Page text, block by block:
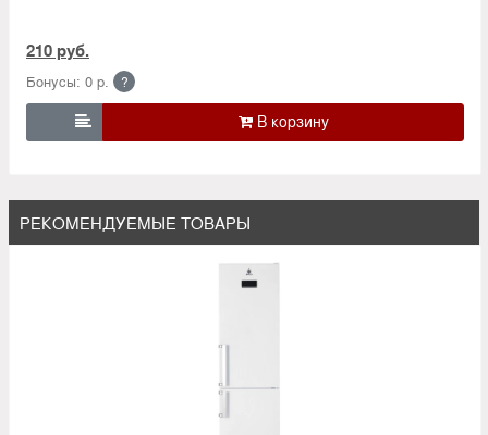
210 руб.
Бонусы: 0 р. ?

РЕКОМЕНДУЕМЫЕ ТОВАРЫ